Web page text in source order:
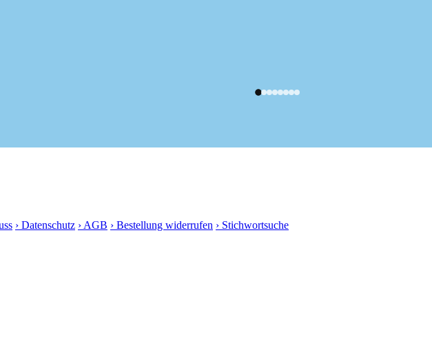
› Datenschutz › AGB › Bestellung widerrufen › Stichwortsuche